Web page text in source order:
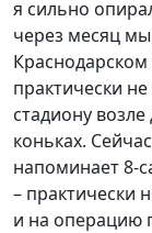
я сильно
через месяц
Краснодарском
практически
стадиону
коньках.
напоминает 8-
– практически
и на операцию